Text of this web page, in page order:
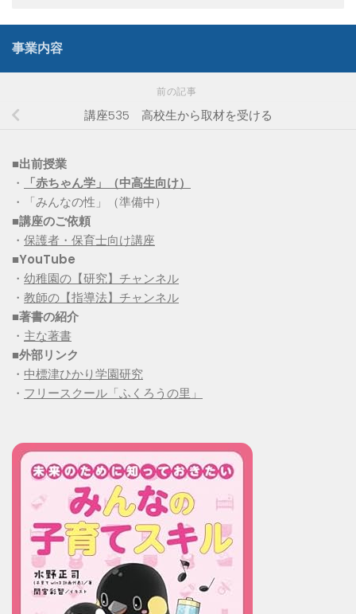
事業内容
前の記事
講座535 高校生から取材を受ける
■出前授業
・
「赤ちゃん学」（中高生向け）
・「みんなの性」（準備中）
■講座のご依頼
・ 保護者・保育士向け講座
■YouTube
・ 幼稚園の【研究】チャンネル
・ 教師の【指導法】チャンネル
■著書の紹介
・ 主な著書
■外部リンク
・ 中標津ひかり学園研究
・ フリースクール「ふくろうの里」